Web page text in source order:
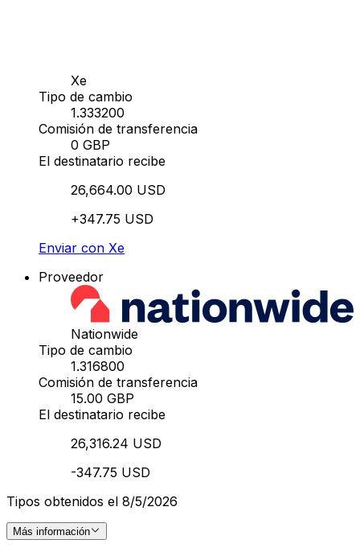
Xe
Tipo de cambio
1.333200
Comisión de transferencia
0 GBP
El destinatario recibe
26,664.00 USD
+347.75 USD
Enviar con Xe
Proveedor
Nationwide
Tipo de cambio
1.316800
Comisión de transferencia
15.00 GBP
El destinatario recibe
26,316.24 USD
-347.75 USD
Tipos obtenidos el 8/5/2026
Más información